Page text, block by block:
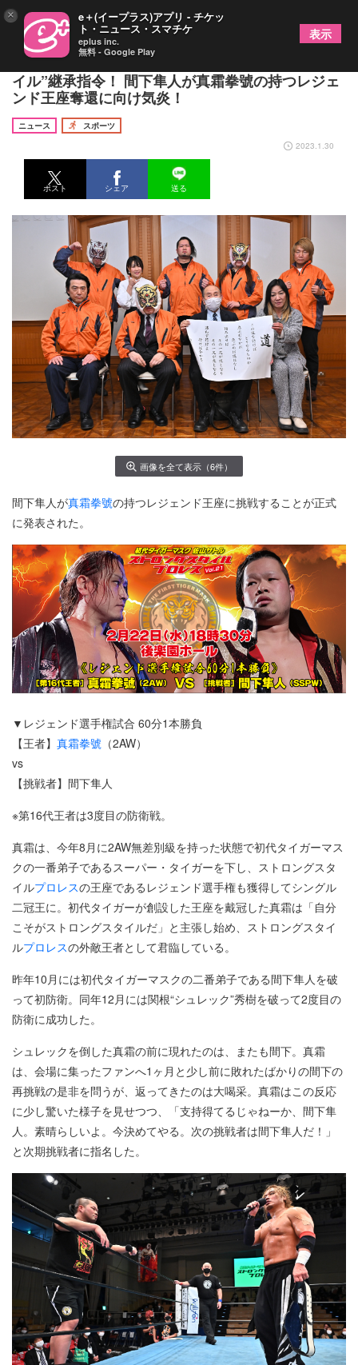
初代タイガーマスクが二番弟子に“ストロングスタ
イル”継承指令！ 間下隼人が真霜拳號の持つレジェ
ンド王座奪還に向け気炎！
ニュース
スポーツ
2023.1.30
ポスト シェア 送る
画像を全て表示（6件）
間下隼人が真霜拳號の持つレジェンド王座に挑戦することが正式
に発表された。
▼レジェンド選手権試合 60分1本勝負
【王者】 真霜拳號 （2AW）
vs
【挑戦者】間下隼人
※第16代王者は3度目の防衛戦。
真霜は、今年8月に2AW無差別級を持った状態で初代タイガーマス
クの一番弟子であるスーパー・タイガーを下し、ストロングスタ
イルプロレスの王座であるレジェンド選手権も獲得してシングル
二冠王に。初代タイガーが創設した王座を戴冠した真霜は「自分
こそがストロングスタイルだ」と主張し始め、ストロングスタイ
ルプロレスの外敵王者として君臨している。
昨年10月には初代タイガーマスクの二番弟子である間下隼人を破
って初防衛。同年12月には関根“シュレック”秀樹を破って2度目の
防衛に成功した。
シュレックを倒した真霜の前に現れたのは、またも間下。真霜
は、会場に集ったファンへ1ヶ月と少し前に敗れたばかりの間下の
再挑戦の是非を問うが、返ってきたのは大喝采。真霜はこの反応
に少し驚いた様子を見せつつ、「支持得てるじゃねーか、間下隼
人。素晴らしいよ。今決めてやる。次の挑戦者は間下隼人だ！」
と次期挑戦者に指名した。
× e＋(イープラス)アプリ - チケッ
ト・ニュース・スマチケ
eplus inc.
無料 - Google Play
表示